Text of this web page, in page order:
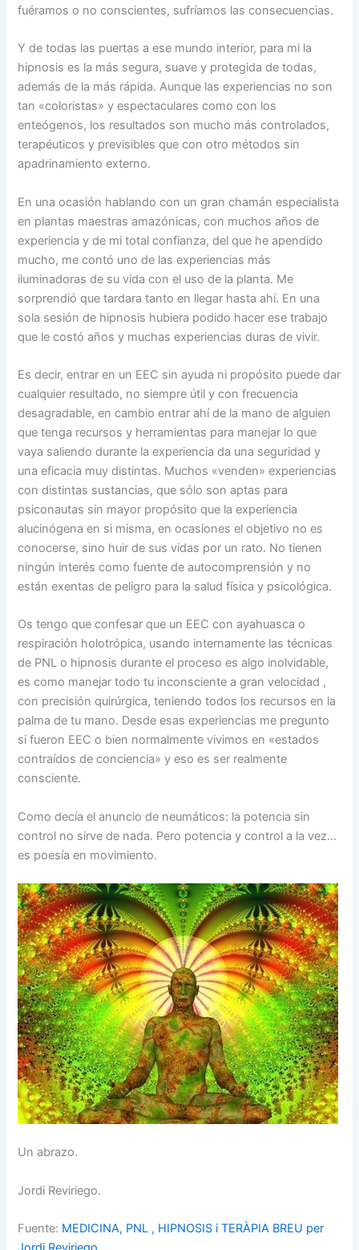
fuéramos o no conscientes, sufríamos las consecuencias.
Y de todas las puertas a ese mundo interior, para mi la
hipnosis es la más segura, suave y protegida de todas,
además de la más rápida. Aunque las experiencias no son
tan «coloristas» y espectaculares como con los
enteógenos, los resultados son mucho más controlados,
terapéuticos y previsibles que con otro métodos sin
apadrinamiento externo.
En una ocasión hablando con un gran chamán especialista
en plantas maestras amazónicas, con muchos años de
experiencia y de mi total confianza, del que he apendido
mucho, me contó uno de las experiencias más
iluminadoras de su vida con el uso de la planta. Me
sorprendió que tardara tanto en llegar hasta ahí. En una
sola sesión de hipnosis hubiera podido hacer ese trabajo
que le costó años y muchas experiencias duras de vivir.
Es decir, entrar en un EEC sin ayuda ni propósito puede dar
cualquier resultado, no siempre útil y con frecuencia
desagradable, en cambio entrar ahí de la mano de alguien
que tenga recursos y herramientas para manejar lo que
vaya saliendo durante la experiencia da una seguridad y
una eficacia muy distintas. Muchos «venden» experiencias
con distintas sustancias, que sólo son aptas para
psiconautas sin mayor propósito que la experiencia
alucinógena en si misma, en ocasiones el objetivo no es
conocerse, sino huir de sus vidas por un rato. No tienen
ningún interés como fuente de autocomprensión y no
están exentas de peligro para la salud física y psicológica.
Os tengo que confesar que un EEC con ayahuasca o
respiración holotrópica, usando internamente las técnicas
de PNL o hipnosis durante el proceso es algo inolvidable,
es como manejar todo tu inconsciente a gran velocidad ,
con precisión quirúrgica, teniendo todos los recursos en la
palma de tu mano. Desde esas experiencias me pregunto
si fueron EEC o bien normalmente vivimos en «estados
contraídos de conciencia» y eso es ser realmente
consciente.
Como decía el anuncio de neumáticos: la potencia sin
control no sirve de nada. Pero potencia y control a la vez…
es poesía en movimiento.
Un abrazo.
Jordi Reviriego.
Fuente: MEDICINA, PNL , HIPNOSIS i TERÀPIA BREU per